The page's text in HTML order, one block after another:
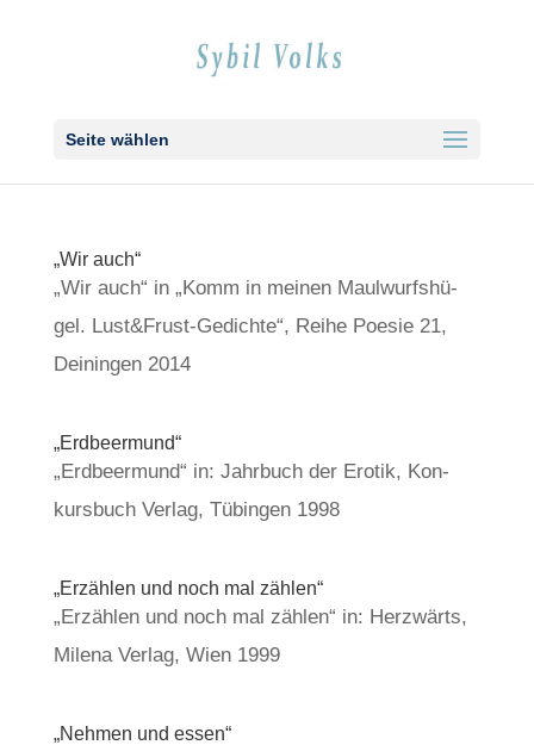
Seite wählen
„Wir auch“
„Wir auch“ in „Komm in mei­nen Maul­wurfs­hü­
gel. Lust&Frust-Gedichte“, Rei­he Poe­sie 21,
Dei­nin­gen 2014
„Erd­beer­mund“
„Erd­beer­mund“ in: Jahr­buch der Ero­tik, Kon­
kurs­buch Ver­lag, Tübin­gen 1998
„Erzäh­len und noch mal zäh­len“
„Erzäh­len und noch mal zäh­len“ in: Herz­wärts,
Mile­na Ver­lag, Wien 1999
„Neh­men und essen“